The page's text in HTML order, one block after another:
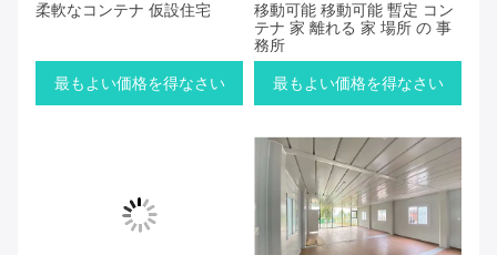
柔軟なコンテナ 仮設住宅
最もよい価格を得なさい
移動可能 移動可能 暫定 コン
テナ 家 離れる 家 場所 の 事
務所
最もよい価格を得なさい